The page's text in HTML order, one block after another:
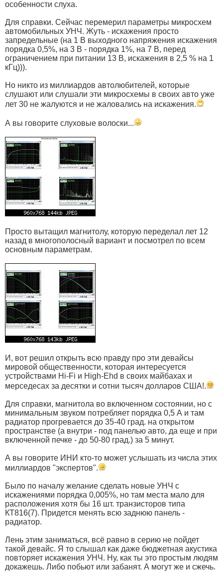
особенности слуха.
Для справки. Сейчас перемерил параметры микросхем
автомобильных УНЧ. Жуть - искажения просто
запредельные (на 1 В выходного напряжения искажения
порядка 0,5%, на 3 В - порядка 1%, на 7 В, перед
ограничением при питании 13 В, искажения в 2,5 % на 1
кГц))).
Но никто из миллиардов автолюбителей, которые
слушают или слушали эти микросхемы в своих авто уже
лет 30 не жалуются и не жаловались на искажения.
А вы говорите слуховые волоски...
Просто вытащил магнитолу, которую переделал лет 12
назад в многополосный вариант и посмотрел по всем
основным параметрам.
И, вот решил открыть всю правду про эти девайсы
мировой общественности, которая интересуется
устройствами Hi-Fi и High-Ehd в своих майбахах и
мерседесах за десятки и сотни тысяч долларов США!.
Для справки, магнитола во включенном состоянии, но с
минимальным звуком потребляет порядка 0,5 А и там
радиатор прогревается до 35-40 град. на открытом
пространстве (а внутри - под панелью авто, да еще и при
включенной печке - до 50-80 град.) за 5 минут.
А вы говорите ИНИ кто-то может услышать из числа этих
миллиардов "экспертов".
Было по началу желание сделать новые УНЧ с
искажениями порядка 0,005%, но там места мало для
расположения хотя бы 16 шт. транзисторов типа
КТ816(7). Придется менять всю заднюю панель -
радиатор.
Лень этим заниматься, всё равно в серию не пойдет
такой девайс. Я то слышал как даже бюджетная акустика
повторяет искажения УНЧ. Ну, как ты это простым людям
докажешь. Либо побьют или забанят. А могут же и сжечь.